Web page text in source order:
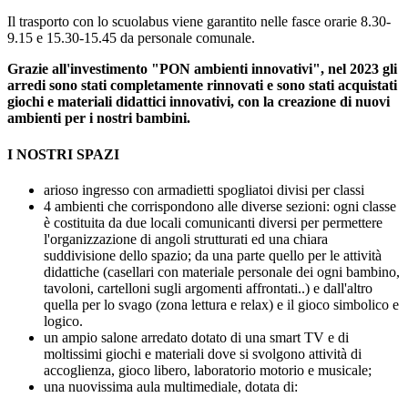
Il trasporto con lo scuolabus viene garantito nelle fasce orarie 8.30-
9.15 e 15.30-15.45 da personale comunale.
Grazie all'investimento "PON ambienti innovativi", nel 2023 gli
arredi sono stati completamente rinnovati e sono stati acquistati
giochi e materiali didattici innovativi, con la creazione di nuovi
ambienti per i nostri bambini.
I NOSTRI SPAZI
arioso ingresso con armadietti spogliatoi divisi per classi
4 ambienti che corrispondono alle diverse sezioni: ogni classe
è costituita da due locali comunicanti diversi per permettere
l'organizzazione di angoli strutturati ed una chiara
suddivisione dello spazio; da una parte quello per le attività
didattiche (casellari con materiale personale dei ogni bambino,
tavoloni, cartelloni sugli argomenti affrontati..) e dall'altro
quella per lo svago (zona lettura e relax) e il gioco simbolico e
logico.
un ampio salone arredato dotato di una smart TV e di
moltissimi giochi e materiali dove si svolgono attività di
accoglienza, gioco libero, laboratorio motorio e musicale;
una nuovissima aula multimediale, dotata di: